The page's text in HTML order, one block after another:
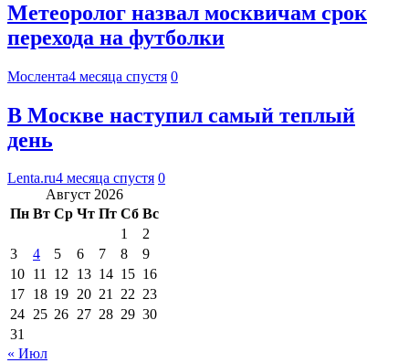
Метеоролог назвал москвичам срок
перехода на футболки
Мослента4 месяца спустя 0
В Москве наступил самый теплый
день
Lenta.ru4 месяца спустя 0
Август 2026
Пн Вт Ср Чт Пт Сб Вс
1
2
3
4 5 6 7 8
9
10 11 12 13 14 15 16
17 18 19 20 21 22 23
24 25 26 27 28 29 30
31
« Июл